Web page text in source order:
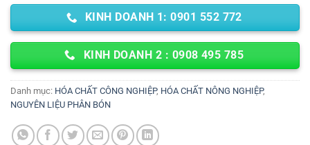
KINH DOANH 1: 0901 552 772
KINH DOANH 2 : 0908 495 785
Danh mục: HÓA CHẤT CÔNG NGHIỆP, HÓA CHẤT NÔNG NGHIỆP,
NGUYÊN LIỆU PHÂN BÓN